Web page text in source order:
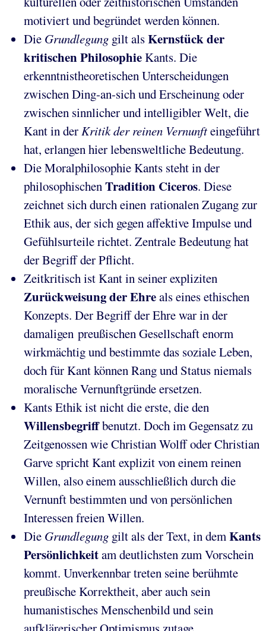
motiviert und begründet werden können.
Die Grundlegung gilt alsKernstück der
kritischen PhilosophieKants. Die
erkenntnistheoretischen Unterscheidungen
zwischen Ding-an-sich und Erscheinung oder
zwischen sinnlicher und intelligibler Welt, die
Kant in derKritik der reinen Vernunfteingeführt
hat, erlangen hier lebensweltliche Bedeutung.
Die Moralphilosophie Kants steht in der
philosophischenTradition Ciceros. Diese
zeichnet sich durch einen rationalen Zugang zur
Ethik aus, der sich gegen affektive Impulse und
Gefühlsurteile richtet. Zentrale Bedeutung hat
der Begriff der Pflicht.
Zeitkritisch ist Kant in seiner expliziten
Zurückweisung der Ehreals eines ethischen
Konzepts. Der Begriff der Ehre war in der
damaligen preußischen Gesellschaft enorm
wirkmächtig und bestimmte das soziale Leben,
doch für Kant können Rang und Status niemals
moralische Vernunftgründe ersetzen.
Kants Ethik ist nicht die erste, die den
Willensbegriffbenutzt. Doch im Gegensatz zu
Zeitgenossen wie Christian Wolff oder Christian
Garve spricht Kant explizit von einem reinen
Willen, also einem ausschließlich durch die
Vernunft bestimmten und von persönlichen
Interessen freien Willen.
Die Grundlegung gilt als der Text, in demKants
Persönlichkeitam deutlichsten zum Vorschein
kommt. Unverkennbar treten seine berühmte
preußische Korrektheit, aber auch sein
humanistisches Menschenbild und sein